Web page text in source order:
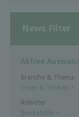
News Filter
Aktive Auswahl
Branche & Thema
Essen & Trinken ×
Anbieter
Bookatable ×